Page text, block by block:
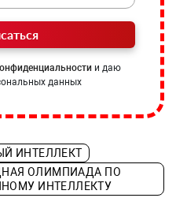
и даю
данных
ИНТЕЛЛЕКТ
ОЛИМПИАДА ПО
ИНТЕЛЛЕКТУ